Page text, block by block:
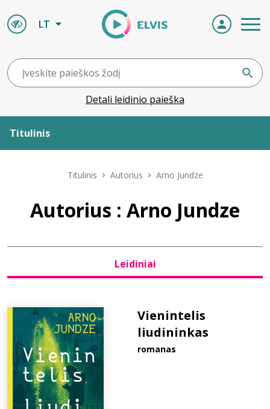
LT
Detali leidinio paieška
Titulinis
Leidiniai
D.U.K.
Titulinis Autorius Arno Jundze
Autorius : Arno Jundze
Leidiniai
Vienintelis
liudininkas
romanas